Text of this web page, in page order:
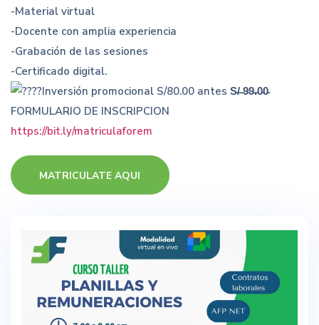
-Material virtual
-Docente con amplia experiencia
-Grabación de las sesiones
-Certificado digital.
Inversión promocional S/80.00 antes S̵/̵ ̵9̵9̵.̵0̵0̵
FORMULARIO DE INSCRIPCION
https://bit.ly/matriculaforem
MATRICULATE AQUI